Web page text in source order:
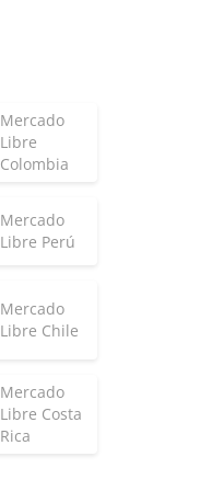
Mercado
Libre
Colombia
Mercado
Libre Perú
Mercado
Libre Chile
Mercado
Libre Costa
Rica